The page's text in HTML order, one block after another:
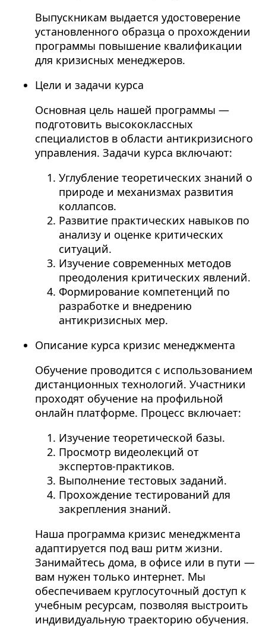
Выпускникам выдается удостоверение
установленного образца о прохождении
программы повышение квалификации
для кризисных менеджеров.
Цели и задачи курса
Основная цель нашей программы —
подготовить высококлассных
специалистов в области антикризисного
управления. Задачи курса включают:
Углубление теоретических знаний о
природе и механизмах развития
коллапсов.
Развитие практических навыков по
анализу и оценке критических
ситуаций.
Изучение современных методов
преодоления критических явлений.
Формирование компетенций по
разработке и внедрению
антикризисных мер.
Описание курса кризис менеджмента
Обучение проводится с использованием
дистанционных технологий. Участники
проходят обучение на профильной
онлайн платформе. Процесс включает:
Изучение теоретической базы.
Просмотр видеолекций от
экспертов-практиков.
Выполнение тестовых заданий.
Прохождение тестирований для
закрепления знаний.
Наша программа кризис менеджмента
адаптируется под ваш ритм жизни.
Занимайтесь дома, в офисе или в пути —
вам нужен только интернет. Мы
обеспечиваем круглосуточный доступ к
учебным ресурсам, позволяя выстроить
индивидуальную траекторию обучения.